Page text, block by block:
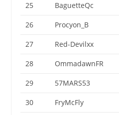
25 BaguetteQc
26 Procyon_B
27 Red-Devilxx
28 OmmadawnFR
29 57MARS53
30 FryMcFly